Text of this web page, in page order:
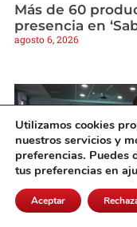
Más de 60
presencia en
agosto 6, 2026
Utilizamos cookies
nuestros servicios y
preferencias. Puedes
tus preferencias en
Aceptar